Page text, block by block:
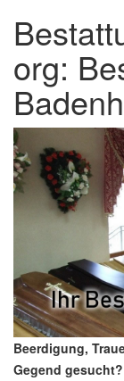
org:
Beerdigung,
Gegend